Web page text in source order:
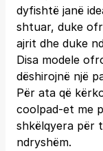
dyfishtë janë
shtuar, duke
ajrit dhe duke
Disa modele
dëshirojnë një
Për ata që
coolpad-et me
shkëlqyera për
ndryshëm.